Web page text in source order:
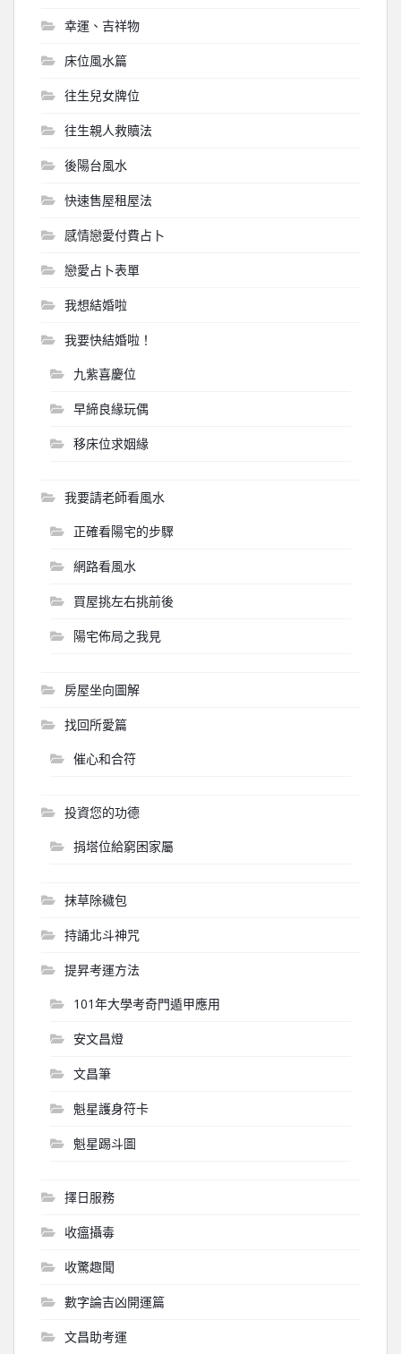
幸運、吉祥物
床位風水篇
往生兒女牌位
往生親人救贖法
後陽台風水
快速售屋租屋法
感情戀愛付費占卜
戀愛占卜表單
我想結婚啦
我要快結婚啦！
九紫喜慶位
早締良緣玩偶
移床位求姻緣
我要請老師看風水
正確看陽宅的步驟
網路看風水
買屋挑左右挑前後
陽宅佈局之我見
房屋坐向圖解
找回所愛篇
催心和合符
投資您的功德
捐塔位給窮困家屬
抹草除穢包
持誦北斗神咒
提昇考運方法
101年大學考奇門遁甲應用
安文昌燈
文昌筆
魁星護身符卡
魁星踢斗圖
擇日服務
收瘟攝毒
收驚趣聞
數字論吉凶開運篇
文昌助考運